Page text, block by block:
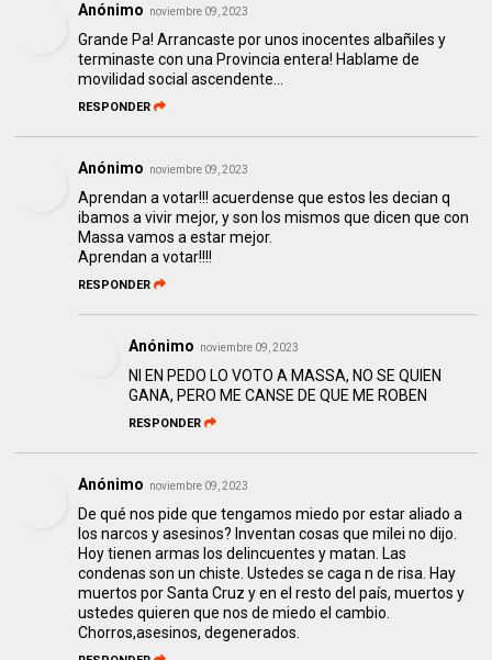
Anónimo noviembre 09, 2023
Grande Pa! Arrancaste por unos inocentes albañiles y
terminaste con una Provincia entera! Hablame de
movilidad social ascendente...
RESPONDER
Anónimo noviembre 09, 2023
Aprendan a votar!!! acuerdense que estos les decian q
ibamos a vivir mejor, y son los mismos que dicen que con
Massa vamos a estar mejor.
Aprendan a votar!!!!
RESPONDER
Anónimo noviembre 09, 2023
NI EN PEDO LO VOTO A MASSA, NO SE QUIEN
GANA, PERO ME CANSE DE QUE ME ROBEN
RESPONDER
Anónimo noviembre 09, 2023
De qué nos pide que tengamos miedo por estar aliado a
los narcos y asesinos? Inventan cosas que milei no dijo.
Hoy tienen armas los delincuentes y matan. Las
condenas son un chiste. Ustedes se caga n de risa. Hay
muertos por Santa Cruz y en el resto del país, muertos y
ustedes quieren que nos de miedo el cambio.
Chorros,asesinos, degenerados.